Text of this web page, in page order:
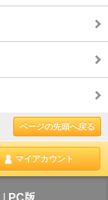
ページの先頭へ戻る
マイアカウント
PC版